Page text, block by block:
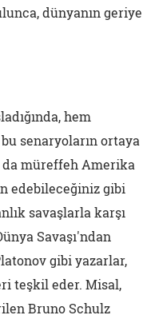
dünyanın geriye
hem
senaryoların ortaya
müreffeh Amerika
edebileceğiniz gibi
savaşlarla karşı
Savaşı'ndan
gibi yazarlar,
teşkil eder. Misal,
Bruno Schulz